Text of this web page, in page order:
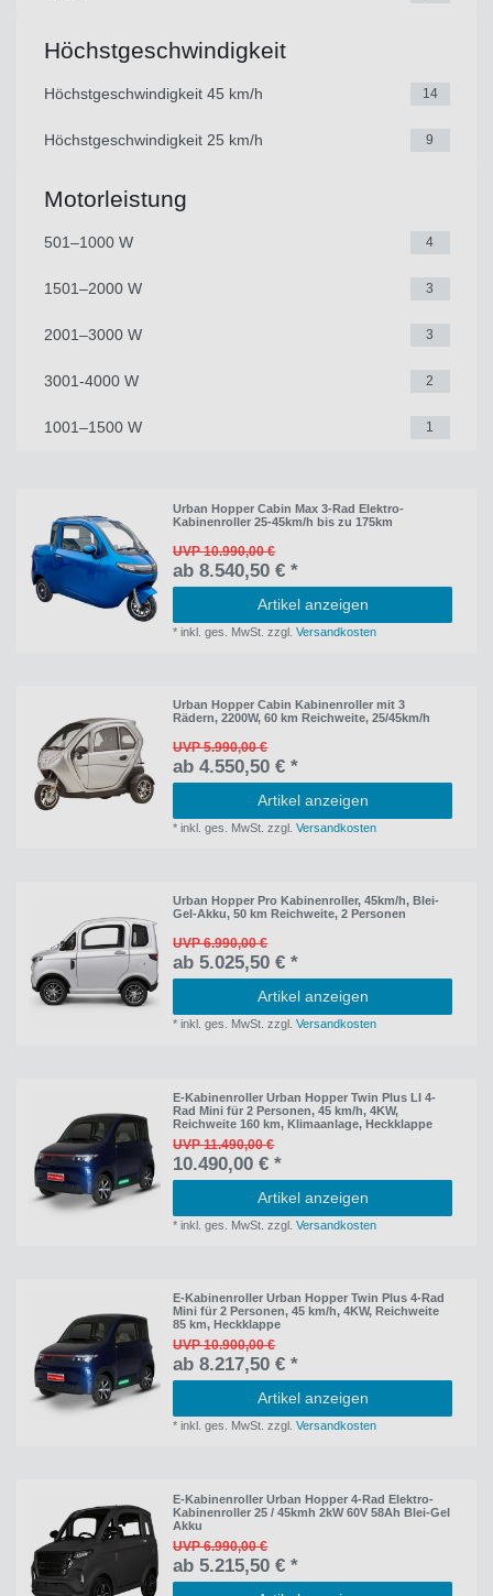
Höchstgeschwindigkeit
Höchstgeschwindigkeit 45 km/h 14
Höchstgeschwindigkeit 25 km/h 9
Motorleistung
501–1000 W 4
1501–2000 W 3
2001–3000 W 3
3001-4000 W 2
1001–1500 W 1
Urban Hopper Cabin Max 3-Rad Elektro-
Kabinenroller 25-45km/h bis zu 175km
UVP 10.990,00 €
ab 8.540,50 € *
Artikel anzeigen
*inkl. ges. MwSt. zzgl.Versandkosten
Urban Hopper Cabin Kabinenroller mit 3
Rädern, 2200W, 60 km Reichweite, 25/45km/h
UVP 5.990,00 €
ab 4.550,50 € *
Artikel anzeigen
*inkl. ges. MwSt. zzgl.Versandkosten
Urban Hopper Pro Kabinenroller, 45km/h, Blei-
Gel-Akku, 50 km Reichweite, 2 Personen
UVP 6.990,00 €
ab 5.025,50 € *
Artikel anzeigen
*inkl. ges. MwSt. zzgl.Versandkosten
E-Kabinenroller Urban Hopper Twin Plus LI 4-
Rad Mini für 2 Personen, 45 km/h, 4KW,
Reichweite 160 km, Klimaanlage, Heckklappe
UVP 11.490,00 €
10.490,00 € *
Artikel anzeigen
*inkl. ges. MwSt. zzgl.Versandkosten
E-Kabinenroller Urban Hopper Twin Plus 4-Rad
Mini für 2 Personen, 45 km/h, 4KW, Reichweite
85 km, Heckklappe
UVP 10.900,00 €
ab 8.217,50 € *
Artikel anzeigen
*inkl. ges. MwSt. zzgl.Versandkosten
E-Kabinenroller Urban Hopper 4-Rad Elektro-
Kabinenroller 25 / 45kmh 2kW 60V 58Ah Blei-Gel
Akku
UVP 6.990,00 €
ab 5.215,50 € *